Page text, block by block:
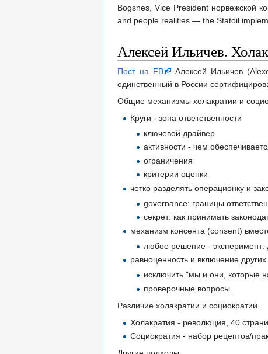
Bogsnes, Vice President норвежской
and people realities — the Statoil
Алексей Ильичев.
Пост на FB
Алексей Ильичев
единственный в России
Общие механизмы холакратии и
Круги - зона ответственности
ключевой драйвер
активности - чем
ограничения
критерии оценки
четко разделять операционку и
governance: границы
секрет: как принимать
механизм консента (consent)
любое решение - эксперимент:
равноценность и включение других
исключить "мы и они, которые
проверочные вопросы
Различие холакратии и социократии.
Холакратия - революция, 40
Социократия - набор рецептов/